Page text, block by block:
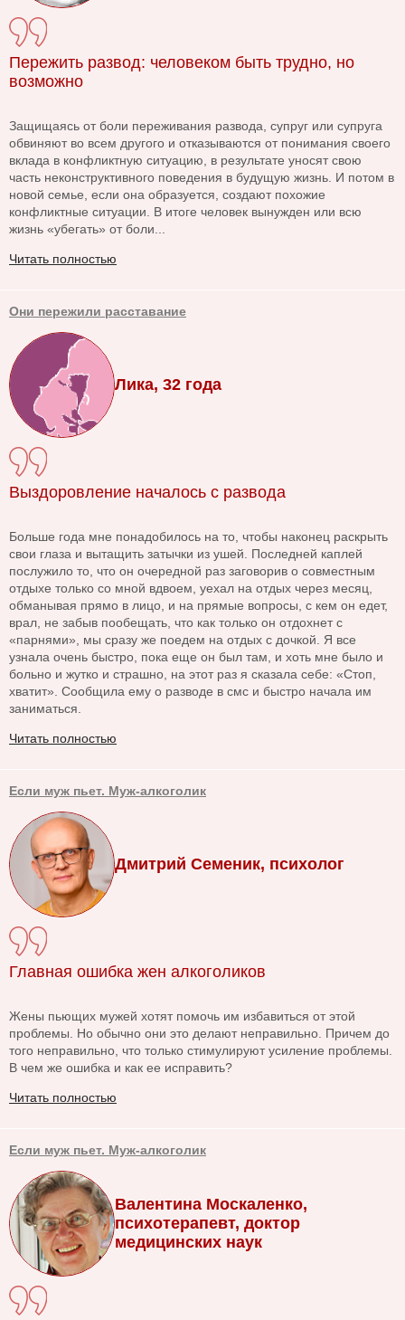
Пережить развод: человеком быть трудно, но
возможно
Защищаясь от боли переживания развода, супруг или супруга
обвиняют во всем другого и отказываются от понимания своего
вклада в конфликтную ситуацию, в результате уносят свою
часть неконструктивного поведения в будущую жизнь. И потом в
новой семье, если она образуется, создают похожие
конфликтные ситуации. В итоге человек вынужден или всю
жизнь «убегать» от боли...
Читать полностью
Они пережили расставание
Лика, 32 года
Выздоровление началось с развода
Больше года мне понадобилось на то, чтобы наконец раскрыть
свои глаза и вытащить затычки из ушей. Последней каплей
послужило то, что он очередной раз заговорив о совместным
отдыхе только со мной вдвоем, уехал на отдых через месяц,
обманывая прямо в лицо, и на прямые вопросы, с кем он едет,
врал, не забыв пообещать, что как только он отдохнет с
«парнями», мы сразу же поедем на отдых с дочкой. Я все
узнала очень быстро, пока еще он был там, и хоть мне было и
больно и жутко и страшно, на этот раз я сказала себе: «Стоп,
хватит». Сообщила ему о разводе в смс и быстро начала им
заниматься.
Читать полностью
Если муж пьет. Муж-алкоголик
Дмитрий Семеник, психолог
Главная ошибка жен алкоголиков
Жены пьющих мужей хотят помочь им избавиться от этой
проблемы. Но обычно они это делают неправильно. Причем до
того неправильно, что только стимулируют усиление проблемы.
В чем же ошибка и как ее исправить?
Читать полностью
Если муж пьет. Муж-алкоголик
Валентина Москаленко,
психотерапевт, доктор
медицинских наук